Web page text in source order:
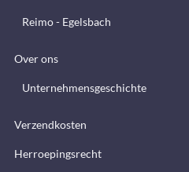
Reimo - Egelsbach
Over ons
Unternehmensgeschichte
Verzendkosten
Herroepingsrecht